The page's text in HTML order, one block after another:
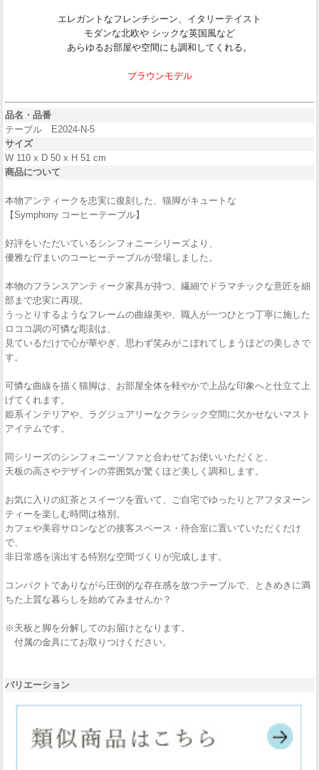
エレガントなフレンチシーン、イタリーテイスト
モダンな北欧や シックな英国風など
あらゆるお部屋や空間にも調和してくれる。
ブラウンモデル
品名・品番
テーブル E2024-N-5
サイズ
W 110 x D 50 x H 51 cm
商品について
本物アンティークを忠実に復刻した、猫脚がキュートな
【Symphony コーヒーテーブル】
好評をいただいているシンフォニーシリーズより、
優雅な佇まいのコーヒーテーブルが登場しました。
本物のフランスアンティーク家具が持つ、繊細でドラマチックな意匠を細
部まで忠実に再現。
うっとりするようなフレームの曲線美や、職人が一つひとつ丁寧に施した
ロココ調の可憐な彫刻は、
見ているだけで心が華やぎ、思わず笑みがこぼれてしまうほどの美しさで
す。
可憐な曲線を描く猫脚は、お部屋全体を軽やかで上品な印象へと仕立て上
げてくれます。
姫系インテリアや、ラグジュアリーなクラシック空間に欠かせないマスト
アイテムです。
同シリーズのシンフォニーソファと合わせてお使いいただくと、
天板の高さやデザインの雰囲気が驚くほど美しく調和します。
お気に入りの紅茶とスイーツを置いて、ご自宅でゆったりとアフタヌーン
ティーを楽しむ時間は格別。
カフェや美容サロンなどの接客スペース・待合室に置いていただくだけ
で、
非日常感を演出する特別な空間づくりが完成します。
コンパクトでありながら圧倒的な存在感を放つテーブルで、ときめきに満
ちた上質な暮らしを始めてみませんか？
※天板と脚を分解してのお届けとなります。
付属の金具にてお取りつけください。
バリエーション